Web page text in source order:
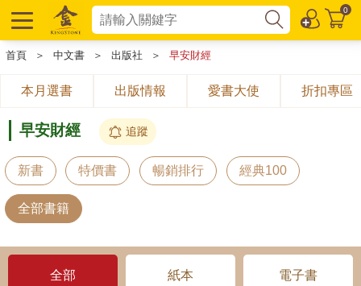
0
首頁 ＞ 中文書 ＞ 出版社 ＞ 早安財經
本月選書 出版情報 愛書大使 折扣專區
早安財經 追蹤
新書 特價書 暢銷排行 經典100
全部書籍
全部 紙本 電子書